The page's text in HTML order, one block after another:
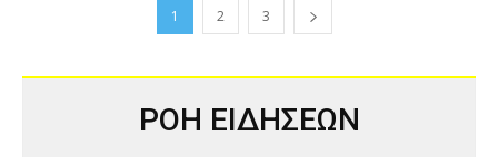
1 2 3
ΡΟΗ ΕΙΔΗΣΕΩΝ